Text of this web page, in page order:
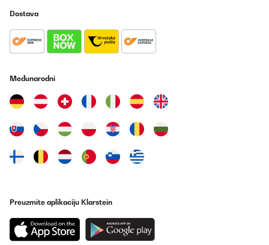
Dostava
Međunarodni
Preuzmite aplikaciju Klarstein